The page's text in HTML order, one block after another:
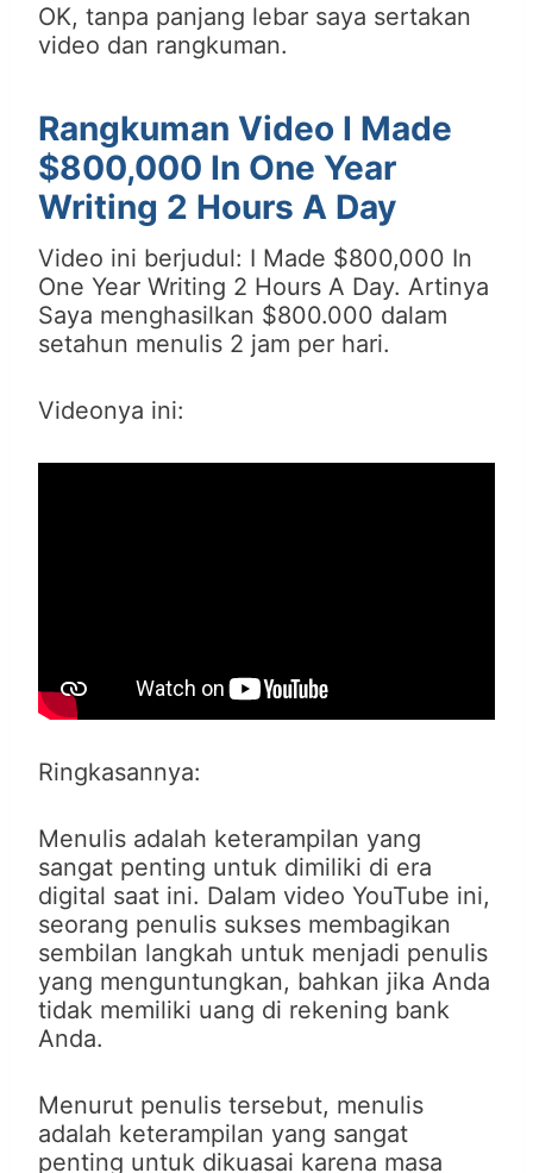
OK, tanpa panjang lebar saya sertakan
video dan rangkuman.
Rangkuman Video I Made
$800,000 In One Year
Writing 2 Hours A Day
Video ini berjudul: I Made $800,000 In
One Year Writing 2 Hours A Day. Artinya
Saya menghasilkan $800.000 dalam
setahun menulis 2 jam per hari.
Videonya ini:
Ringkasannya:
Menulis adalah keterampilan yang
sangat penting untuk dimiliki di era
digital saat ini. Dalam video YouTube ini,
seorang penulis sukses membagikan
sembilan langkah untuk menjadi penulis
yang menguntungkan, bahkan jika Anda
tidak memiliki uang di rekening bank
Anda.
Menurut penulis tersebut, menulis
adalah keterampilan yang sangat
penting untuk dikuasai karena masa